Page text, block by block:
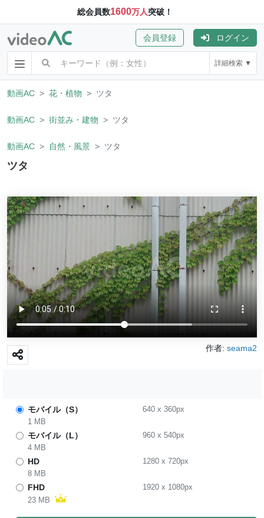
総会員数1600万人突破！
会員登録 ログイン
詳細検索 ▼
動画AC 花・植物 ツタ
動画AC 街並み・建物 ツタ
動画AC 自然・風景 ツタ
ツタ
作者: seama2
モバイル（S） 640x 360px
1 MB
モバイル（L） 960x 540px
4 MB
HD 1280x 720px
8 MB
FHD 1920x 1080px
23 MB